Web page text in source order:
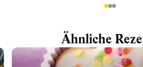
123
Ähnliche